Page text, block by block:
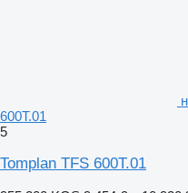
600T.01
5
Tomplan TFS 600T.01